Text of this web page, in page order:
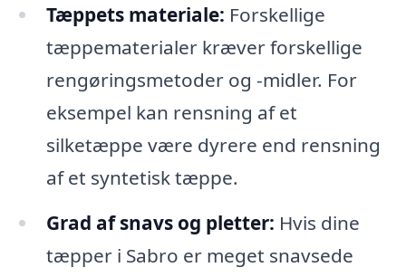
Tæppets materiale: Forskellige
tæppematerialer kræver forskellige
rengøringsmetoder og -midler. For
eksempel kan rensning af et
silketæppe være dyrere end rensning
af et syntetisk tæppe.
Grad af snavs og pletter: Hvis dine
tæpper i Sabro er meget snavsede